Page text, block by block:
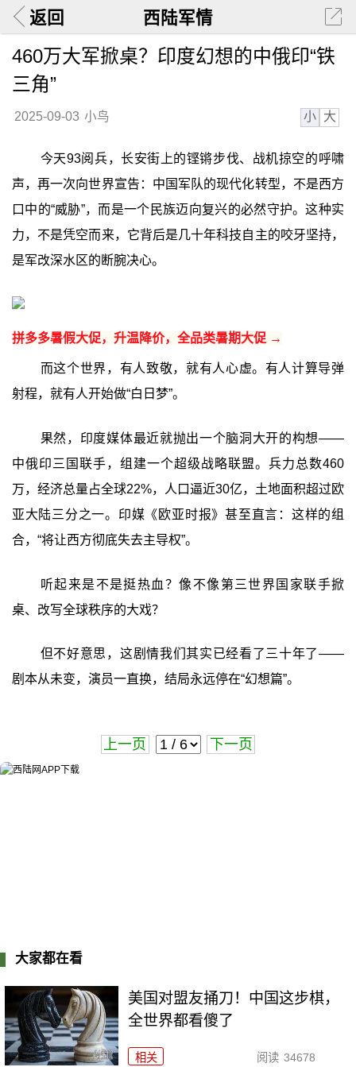
返回 西陆军情
460万大军掀桌？印度幻想的中俄印“铁
三角”
2025-09-03 小鸟 小 大
今天93阅兵，长安街上的铿锵步伐、战机掠空的呼啸
声，再一次向世界宣告：中国军队的现代化转型，不是西方
口中的“威胁”，而是一个民族迈向复兴的必然守护。这种实
力，不是凭空而来，它背后是几十年科技自主的咬牙坚持，
是军改深水区的断腕决心。
拼多多暑假大促，升温降价，全品类暑期大促 →
而这个世界，有人致敬，就有人心虚。有人计算导弹
射程，就有人开始做“白日梦”。
果然，印度媒体最近就抛出一个脑洞大开的构想——
中俄印三国联手，组建一个超级战略联盟。兵力总数460
万，经济总量占全球22%，人口逼近30亿，土地面积超过欧
亚大陆三分之一。印媒《欧亚时报》甚至直言：这样的组
合，“将让西方彻底失去主导权”。
听起来是不是挺热血？像不像第三世界国家联手掀
桌、改写全球秩序的大戏？
但不好意思，这剧情我们其实已经看了三十年了——
剧本从未变，演员一直换，结局永远停在“幻想篇”。
上一页 下一页
大家都在看
美国对盟友捅刀！中国这步棋，
全世界都看傻了
相关 阅读 34678